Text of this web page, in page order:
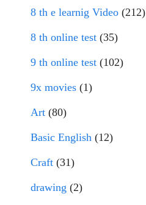
8 th e learnig Video (212)
8 th online test (35)
9 th online test (102)
9x movies (1)
Art (80)
Basic English (12)
Craft (31)
drawing (2)